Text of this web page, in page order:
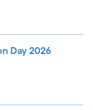
Day 2026